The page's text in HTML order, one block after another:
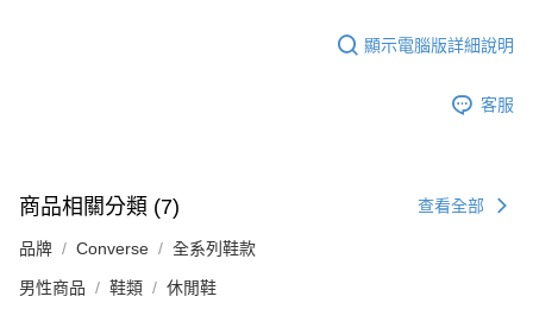
顯示電腦版詳細說明
客服
商品相關分類 (7) 查看全部
品牌 Converse 全系列鞋款
男性商品 鞋類 休閒鞋